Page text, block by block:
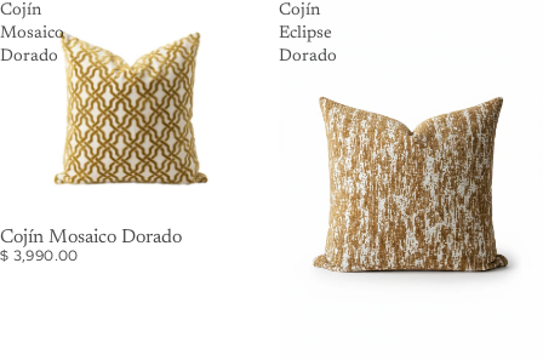
Cojín
Mosaico
Dorado
Cojín Mosaico Dorado
$ 3,990.00
Cojín
Eclipse
Dorado